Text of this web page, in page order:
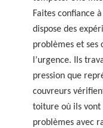
Faites confiance
dispose des
problèmes et ses
l’urgence. Ils
pression que
couvreurs
toiture où ils vont
problèmes avec